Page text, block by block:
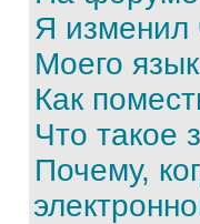
Я изменил
Моего
Как
Что такое
Почему,